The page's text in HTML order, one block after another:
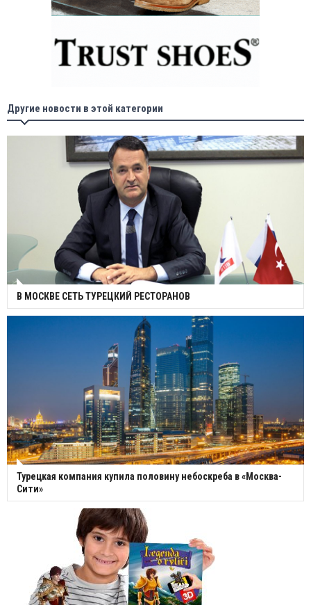
Другие новости в этой категории
В МОСКВЕ СЕТЬ ТУРЕЦКИЙ РЕСТОРАНОВ
Турецкая компания купила половину небоскреба в «Москва-
Сити»